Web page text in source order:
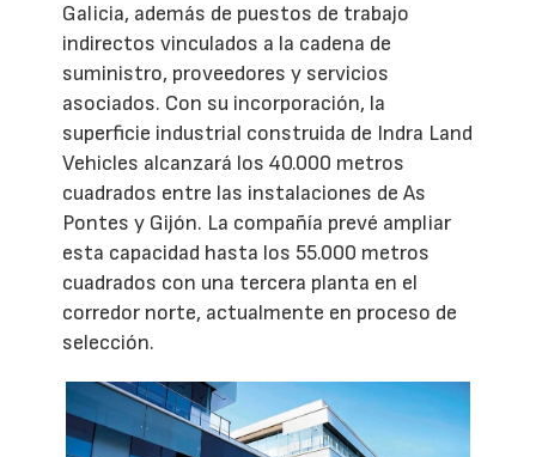
Galicia, además de puestos de trabajo
indirectos vinculados a la cadena de
suministro, proveedores y servicios
asociados. Con su incorporación, la
superficie industrial construida de Indra Land
Vehicles alcanzará los 40.000 metros
cuadrados entre las instalaciones de As
Pontes y Gijón. La compañía prevé ampliar
esta capacidad hasta los 55.000 metros
cuadrados con una tercera planta en el
corredor norte, actualmente en proceso de
selección.